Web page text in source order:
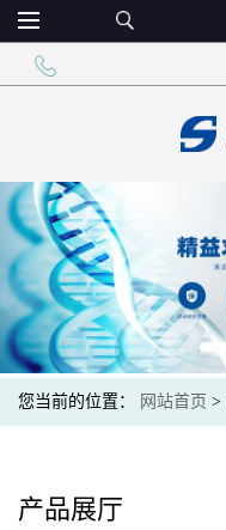
您当前的位置： 网站首页 >
产品展厅